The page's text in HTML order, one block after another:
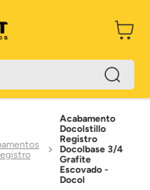
Acabamento
Docolstillo
Registro
Docolbase 3/4
Grafite
Escovado -
Docol